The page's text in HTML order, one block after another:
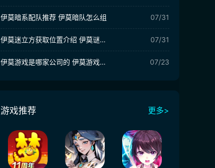
伊莫暗系配队推荐 伊莫暗队怎么组 07/31
伊莫迷立方获取位置介绍 伊莫谜立方有什么用 07/31
伊莫游戏是哪家公司的 伊莫游戏公司介绍 07/23
游戏推荐 更多>